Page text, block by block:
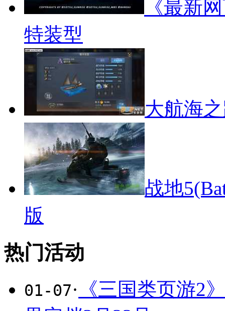
《最新
特装型
大航海
战地
版
热门活动
01-07· 《三国类页游2